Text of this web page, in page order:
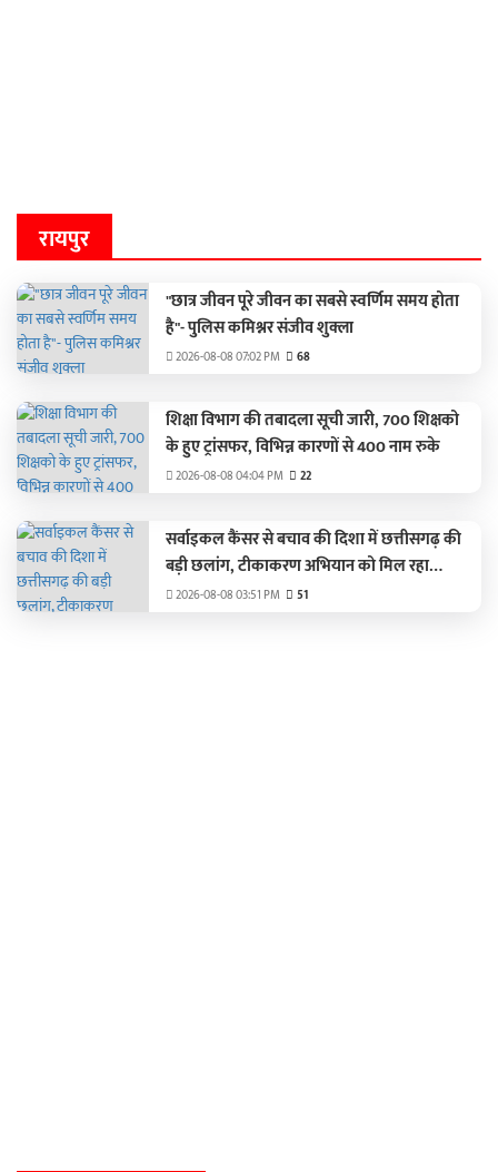
रायपुर
"छात्र जीवन पूरे जीवन का सबसे स्वर्णिम समय होता
है"- पुलिस कमिश्नर संजीव शुक्ला
2026-08-08 07:02 PM 68
शिक्षा विभाग की तबादला सूची जारी, 700 शिक्षको
के हुए ट्रांसफर, विभिन्न कारणों से 400 नाम रुके
2026-08-08 04:04 PM 22
सर्वाइकल कैंसर से बचाव की दिशा में छत्तीसगढ़ की
बड़ी छलांग, टीकाकरण अभियान को मिल रहा
जनसमर्थन
2026-08-08 03:51 PM 51